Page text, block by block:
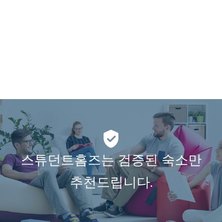
스튜던트홈즈는 검증된 숙소만
추천드립니다.